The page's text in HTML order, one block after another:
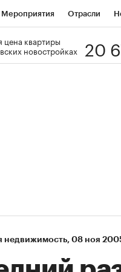
Мероприятия Отрасли
цена квартиры
новостройках
20
недвижимость⁠, 08 ноя